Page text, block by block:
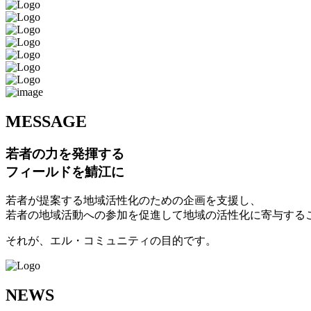
MESSAGE
若者の力を発揮する
フィールドを鯖江に
若者が提案する地域活性化のための企画を支援し、
若者の地域活動への参加を促進して地域の活性化に寄与する
それが、エル・コミュニティの目的です。
NEWS